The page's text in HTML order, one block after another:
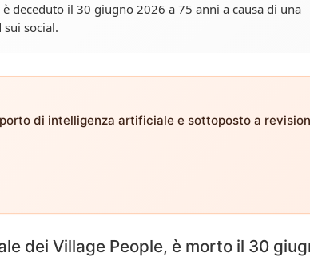
deceduto il 30 giugno 2026 a 75 anni a causa di una
social.
di intelligenza artificiale e sottoposto a
dei Village People, è morto il 30